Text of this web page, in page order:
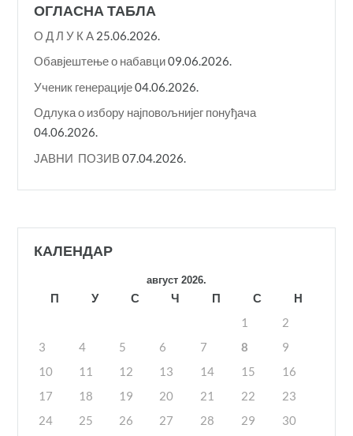
ОГЛАСНА ТАБЛА
О Д Л У К A 25.06.2026.
Обавјештење о набавци09.06.2026.
Ученик генерације04.06.2026.
Одлука о избору најповољнијег понуђача
04.06.2026.
ЈАВНИ ПОЗИВ 07.04.2026.
КАЛЕНДАР
август 2026.
П У С Ч П С
Н
1
2
3
4 5 6 7 8
9
10
11 12 13 14 15
16
17
18 19 20 21 22
23
24
25 26 27 28 29
30